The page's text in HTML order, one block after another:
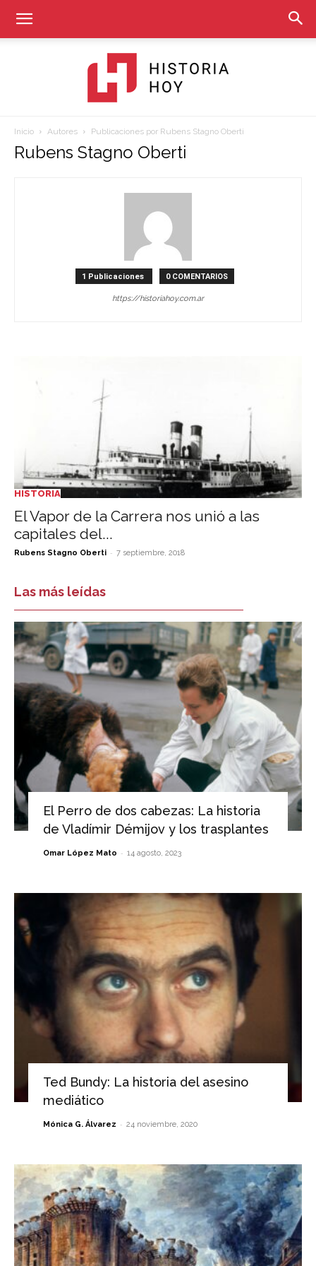
Historia
Inicio Autores Publicaciones por Rubens Stagno Oberti
Rubens Stagno Oberti
1 Publicaciones 0 COMENTARIOS
https://historiahoy.com.ar
HISTORIA
El Vapor de la Carrera nos unió a las
capitales del...
Rubens Stagno Oberti - 7 septiembre, 2018
Las más leídas
El Perro de dos cabezas: La historia
de Vladímir Démijov y los trasplantes
Omar López Mato - 14 agosto, 2023
Ted Bundy: La historia del asesino
mediático
Mónica G. Álvarez - 24 noviembre, 2020